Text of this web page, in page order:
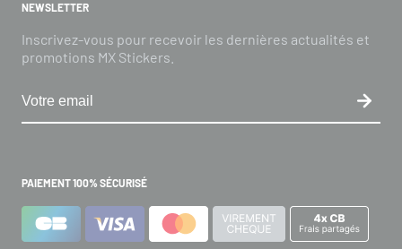
NEWSLETTER
Inscrivez-vous pour recevoir les dernières actualités et
promotions MX Stickers.
PAIEMENT 100% SÉCURISÉ